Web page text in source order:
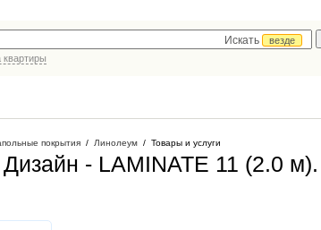
Искать
везде
квартиры
покрытия / Линолеум / Товары и услуги
- LAMINATE 11 (2.0 м).